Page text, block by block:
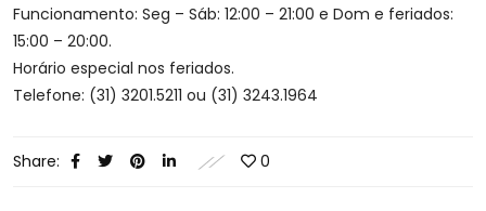
Funcionamento: Seg – Sáb: 12:00 – 21:00 e Dom e feriados:
15:00 – 20:00.
Horário especial nos feriados.
Telefone: (31) 3201.5211 ou (31) 3243.1964
Share: 0